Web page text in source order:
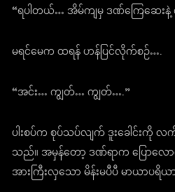
“ရပါတယ်… အိမ်ကျမှ ဒဏ်ကြေဆေး
မရင်မေက ထရန် ဟန်ပြင်လိုက်စဉ်….
“အင်း… ကျွတ်… ကျွတ်….”
ပါးစပ်က စုပ်သပ်လျက် ဒူးခေါင်းကို
သည်။ အမှန်တော့ ဒဏ်ရာက ပြောလော
အားကြီးလှသော မိန်းမပီပီ မာယာပရိယ